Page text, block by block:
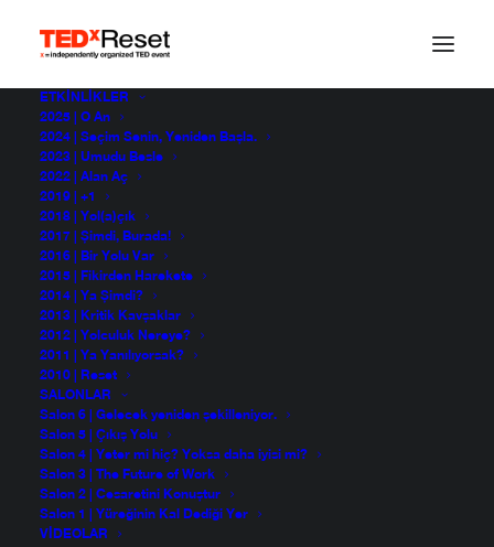
ETKINLIKLER
2025 | O An
2024 | Seçim Senin, Yeniden Başla.
2023 | Umudu Besle
2022 | Alan Aç
2019 | +1
2018 | Yol(a)çık
2017 | Şimdi, Burada!
2016 | Bir Yolu Var
2015 | Fikirden Harekete
2014 | Ya Şimdi?
2013 | Kritik Kavşaklar
2012 | Yolculuk Nereye?
2011 | Ya Yanılıyorsak?
2010 | Reset
SALONLAR
Salon 6 | Gelecek yeniden şekilleniyor.
Salon 5 | Çıkış Yolu
Salon 4 | Yeter mi hiç? Yoksa daha iyisi mi?
Salon 3 | The Future of Work
Salon 2 | Cesaretini Konuştur
Salon 1 | Yüreğinin Kal Dediği Yer
VIDEOLAR